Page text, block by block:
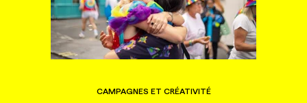
CAMPAGNES ET CRÉATIVITÉ